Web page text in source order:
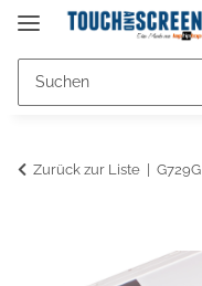
Zurück zur Liste G729G